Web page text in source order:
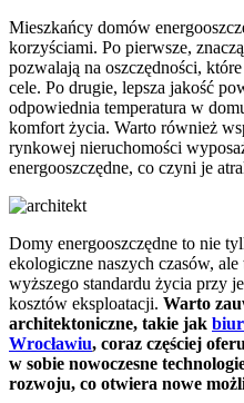
Mieszkańcy domów
korzyściami. Po pierwsze,
pozwalają na oszczędności,
cele. Po drugie, lepsza jakość
odpowiednia temperatura w
komfort życia. Warto również
rynkowej nieruchomości
energooszczędne, co czyni je
Domy energooszczędne to nie
ekologiczne naszych czasów,
wyższego standardu życia przy
kosztów eksploatacji. Warto
architektoniczne, takie jak
Wrocławiu, coraz częściej
w sobie nowoczesne
rozwoju, co otwiera nowe